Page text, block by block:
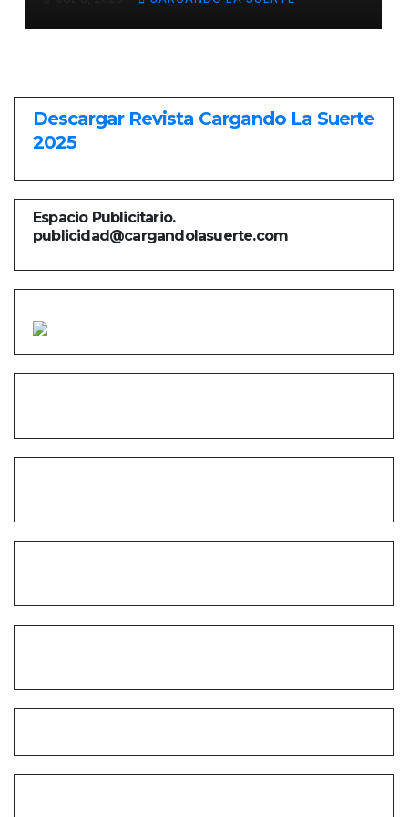
VIRGEN DEL PRADO 2026
Descargar Revista Cargando La Suerte
2025
Espacio Publicitario.
publicidad@cargandolasuerte.com